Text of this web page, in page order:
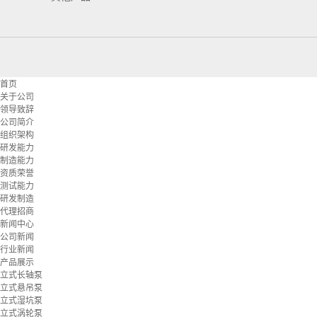
首页
关于公司
领导致辞
公司简介
组织架构
研发能力
制造能力
资质荣誉
测试能力
研发制造
代理招商
新闻中心
公司新闻
行业新闻
产品展示
立式长轴泵
立式悬吊泵
立式湿坑泵
立式涡轮泵